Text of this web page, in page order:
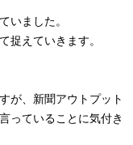
いました。
捉えていきます。
が、新聞アウトプット
っていることに気付き